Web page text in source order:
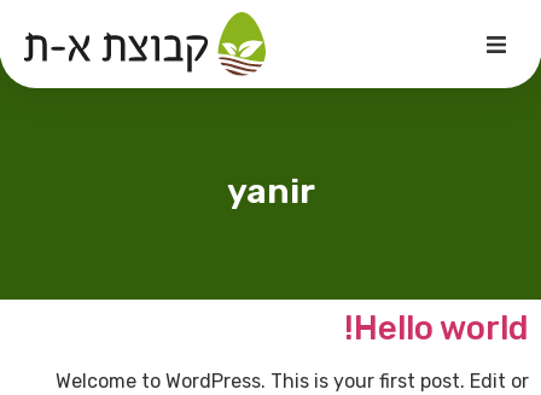
yanir
Hello world!
Welcome to WordPress. This is your first post. Edit or